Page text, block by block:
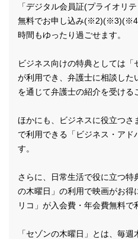
「デジタル会員証(プライオリ
無料でお申し込み
時間もゆったり過ごせます。
ビジネス向けの特典としては「
が利用でき、弁護士に相談した
を通じて弁護士の紹介を受ける
ほかにも、ビジネスに役立つさ
で利用できる「ビジネス・アド
す。
さらに、日常生活で役に立つ特
の木曜日」の利用で映画がお得
リコ」が入会費・年会費無料で
「セゾンの木曜日」とは、毎